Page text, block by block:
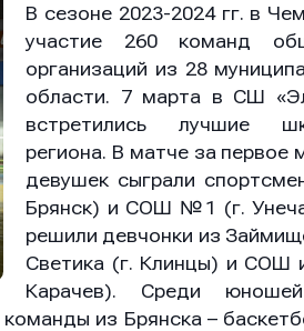
В сезоне 2023-2024 гг. в
участие 260 команд
организаций из 28
области. 7 марта в СШ
встретились лучшие
региона. В матче за первое
девушек сыграли
Брянск) и СОШ №1 (г.
решили девчонки из
Светика (г. Клинцы) и СОШ
Карачев). Среди
из Брянска –